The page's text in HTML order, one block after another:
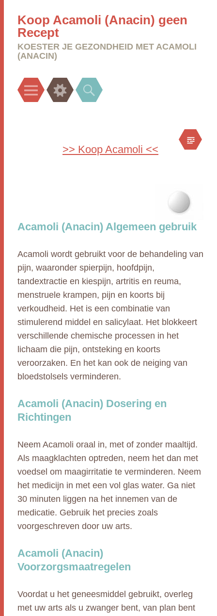
Koop Acamoli (Anacin) geen
Recept
KOESTER JE GEZONDHEID MET ACAMOLI
(ANACIN)
Menu Widgets Search
>> Koop Acamoli <<
Acamoli (Anacin) Algemeen gebruik
Acamoli wordt gebruikt voor de behandeling van
pijn, waaronder spierpijn, hoofdpijn,
tandextractie en kiespijn, artritis en reuma,
menstruele krampen, pijn en koorts bij
verkoudheid. Het is een combinatie van
stimulerend middel en salicylaat. Het blokkeert
verschillende chemische processen in het
lichaam die pijn, ontsteking en koorts
veroorzaken. En het kan ook de neiging van
bloedstolsels verminderen.
Acamoli (Anacin) Dosering en
Richtingen
Neem Acamoli oraal in, met of zonder maaltijd.
Als maagklachten optreden, neem het dan met
voedsel om maagirritatie te verminderen. Neem
het medicijn in met een vol glas water. Ga niet
30 minuten liggen na het innemen van de
medicatie. Gebruik het precies zoals
voorgeschreven door uw arts.
Acamoli (Anacin)
Voorzorgsmaatregelen
Voordat u het geneesmiddel gebruikt, overleg
met uw arts als u zwanger bent, van plan bent